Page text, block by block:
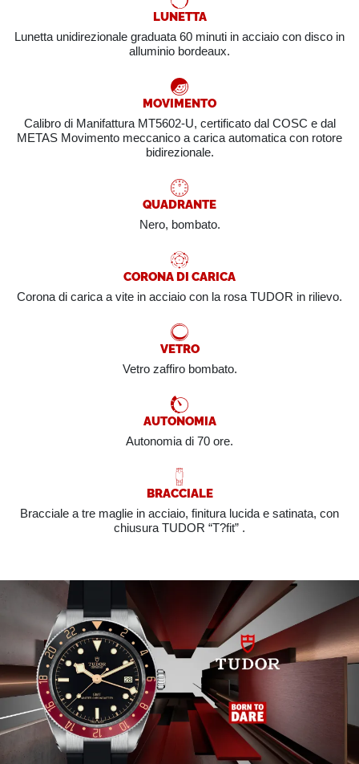
LUNETTA
Lunetta unidirezionale graduata 60 minuti in acciaio con disco in
alluminio bordeaux.
MOVIMENTO
Calibro di Manifattura MT5602-U, certificato dal COSC e dal
METAS Movimento meccanico a carica automatica con rotore
bidirezionale.
QUADRANTE
Nero, bombato.
CORONA DI CARICA
Corona di carica a vite in acciaio con la rosa TUDOR in rilievo.
VETRO
Vetro zaffiro bombato.
AUTONOMIA
Autonomia di 70 ore.
BRACCIALE
Bracciale a tre maglie in acciaio, finitura lucida e satinata, con
chiusura TUDOR “T?fit” .